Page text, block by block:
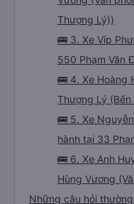
Thượng Lý))
🚌 3. Xe Vip
550 Phạm Văn
🚌 4. Xe Hoàng
Thượng Lý
🚌 5. Xe
hành tại 33
🚌 6. Xe Anh
Hùng Vương
Những câu hỏi